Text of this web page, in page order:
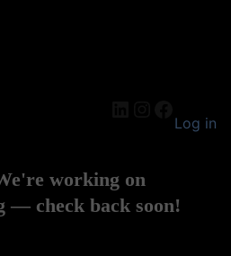
Log in
working on
— check back soon!